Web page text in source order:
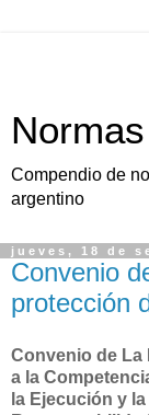
Compendio de
argentino
jueves, 18 de
Convenio
protección
Convenio de La
a la
la Ejecución y